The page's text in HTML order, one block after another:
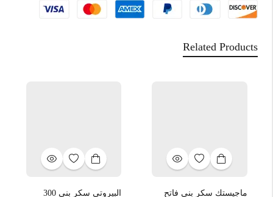
Related Products
ماجيستك سكر بني فاتح
البيروتي سكر بني 300